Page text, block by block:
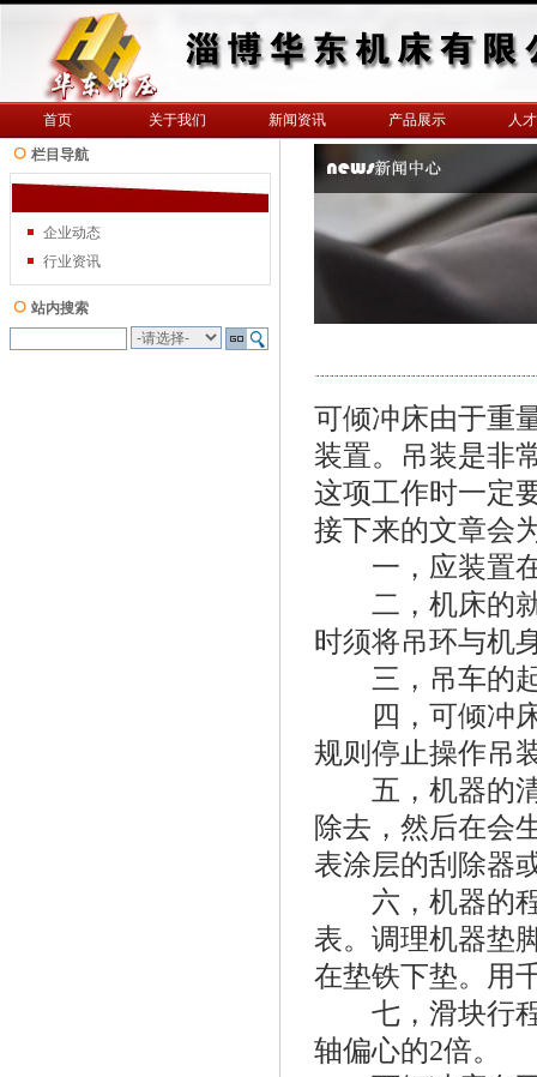
首页 关于我们 新闻资讯 产品展示 人
栏目导航
企业动态
行业资讯
站内搜索
可倾冲床由于重
装置。吊装是非
这项工作时一定
接下来的文章会
一，应装置在
二，机床的就
时须将吊环与机
三，吊车的起
四，可倾冲床
规则停止操作吊
五，机器的清
除去，然后在会
表涂层的刮除器
六，机器的程
表。调理机器垫
在垫铁下垫。用
七，滑块行程
轴偏心的2倍。